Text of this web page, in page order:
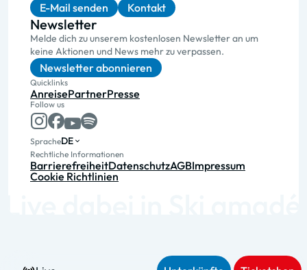
E-Mail senden Kontakt
Newsletter
Melde dich zu unserem kostenlosen Newsletter an um
keine Aktionen und News mehr zu verpassen.
Newsletter abonnieren
Quicklinks
AnreisePartnerPresse
Follow us
SpracheDE
Rechtliche Informationen
BarrierefreiheitDatenschutzAGBImpressum
Cookie Richtlinien